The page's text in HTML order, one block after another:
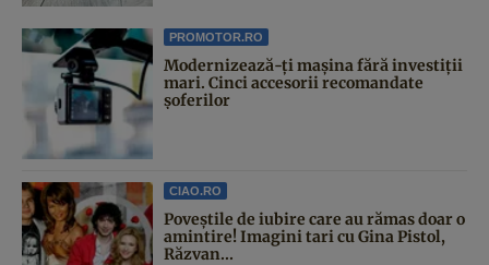
PROMOTOR.RO
Modernizează-ți mașina fără investiții
mari. Cinci accesorii recomandate
șoferilor
CIAO.RO
Poveştile de iubire care au rămas doar o
amintire! Imagini tari cu Gina Pistol,
Răzvan...